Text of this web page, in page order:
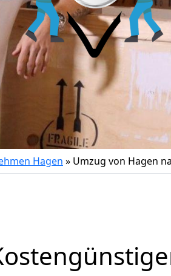
Hagen » Umzug von Hagen